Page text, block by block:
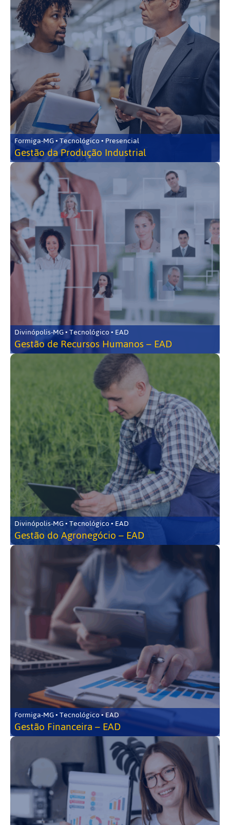
Formiga-MG • Tecnológico • Presencial
Gestão da Produção Industrial
Divinópolis-MG • Tecnológico • EAD
Gestão de Recursos Humanos – EAD
Divinópolis-MG • Tecnológico • EAD
Gestão do Agronegócio – EAD
Formiga-MG • Tecnológico • EAD
Gestão Financeira – EAD